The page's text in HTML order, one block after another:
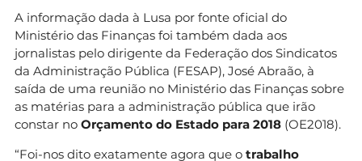
A informação dada à Lusa por fonte oficial do
Ministério das Finanças foi também dada aos
jornalistas pelo dirigente da Federação dos Sindicatos
da Administração Pública (FESAP), José Abraão, à
saída de uma reunião no Ministério das Finanças sobre
as matérias para a administração pública que irão
constar no Orçamento do Estado para 2018 (OE2018).
“Foi-nos dito exatamente agora que o trabalho